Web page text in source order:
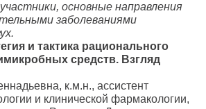
основные направления
заболеваниями
и тактика рационального
средств. Взгляд
к.м.н., ассистент
и клинической фармакологии,